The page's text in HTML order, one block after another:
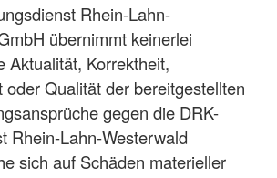
Rhein-Lahn-
übernimmt keinerlei
Aktualität, Korrektheit,
oder Qualität der bereitgestellten
gegen die DRK-
Rhein-Lahn-Westerwald
sich auf Schäden materieller